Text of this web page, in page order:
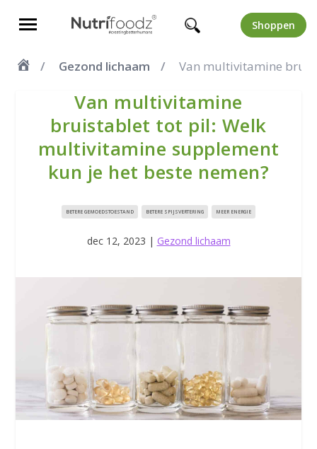
Shoppen
Gezond lichaam Van multivitamine
Van multivitamine
bruistablet tot pil: Welk
multivitamine supplement
kun je het beste nemen?
BETERE GEMOEDSTOESTAND BETERE SPIJSVERTERING MEER ENERGIE
dec 12, 2023 | Gezond lichaam